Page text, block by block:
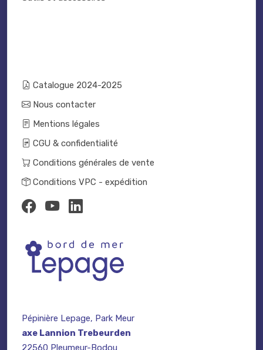
Catalogue 2024-2025
Nous contacter
Mentions légales
CGU & confidentialité
Conditions générales de vente
Conditions VPC - expédition
Pépinière Lepage, Park Meur
axe Lannion Trebeurden
22560 Pleumeur-Bodou